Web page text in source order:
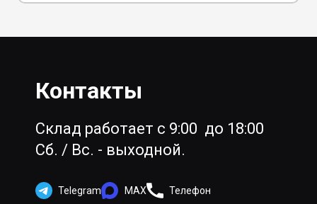
Контакты
Склад работает с 9:00 до 18:00
Сб. / Вс. - выходной.
Telegram MAX Телефон